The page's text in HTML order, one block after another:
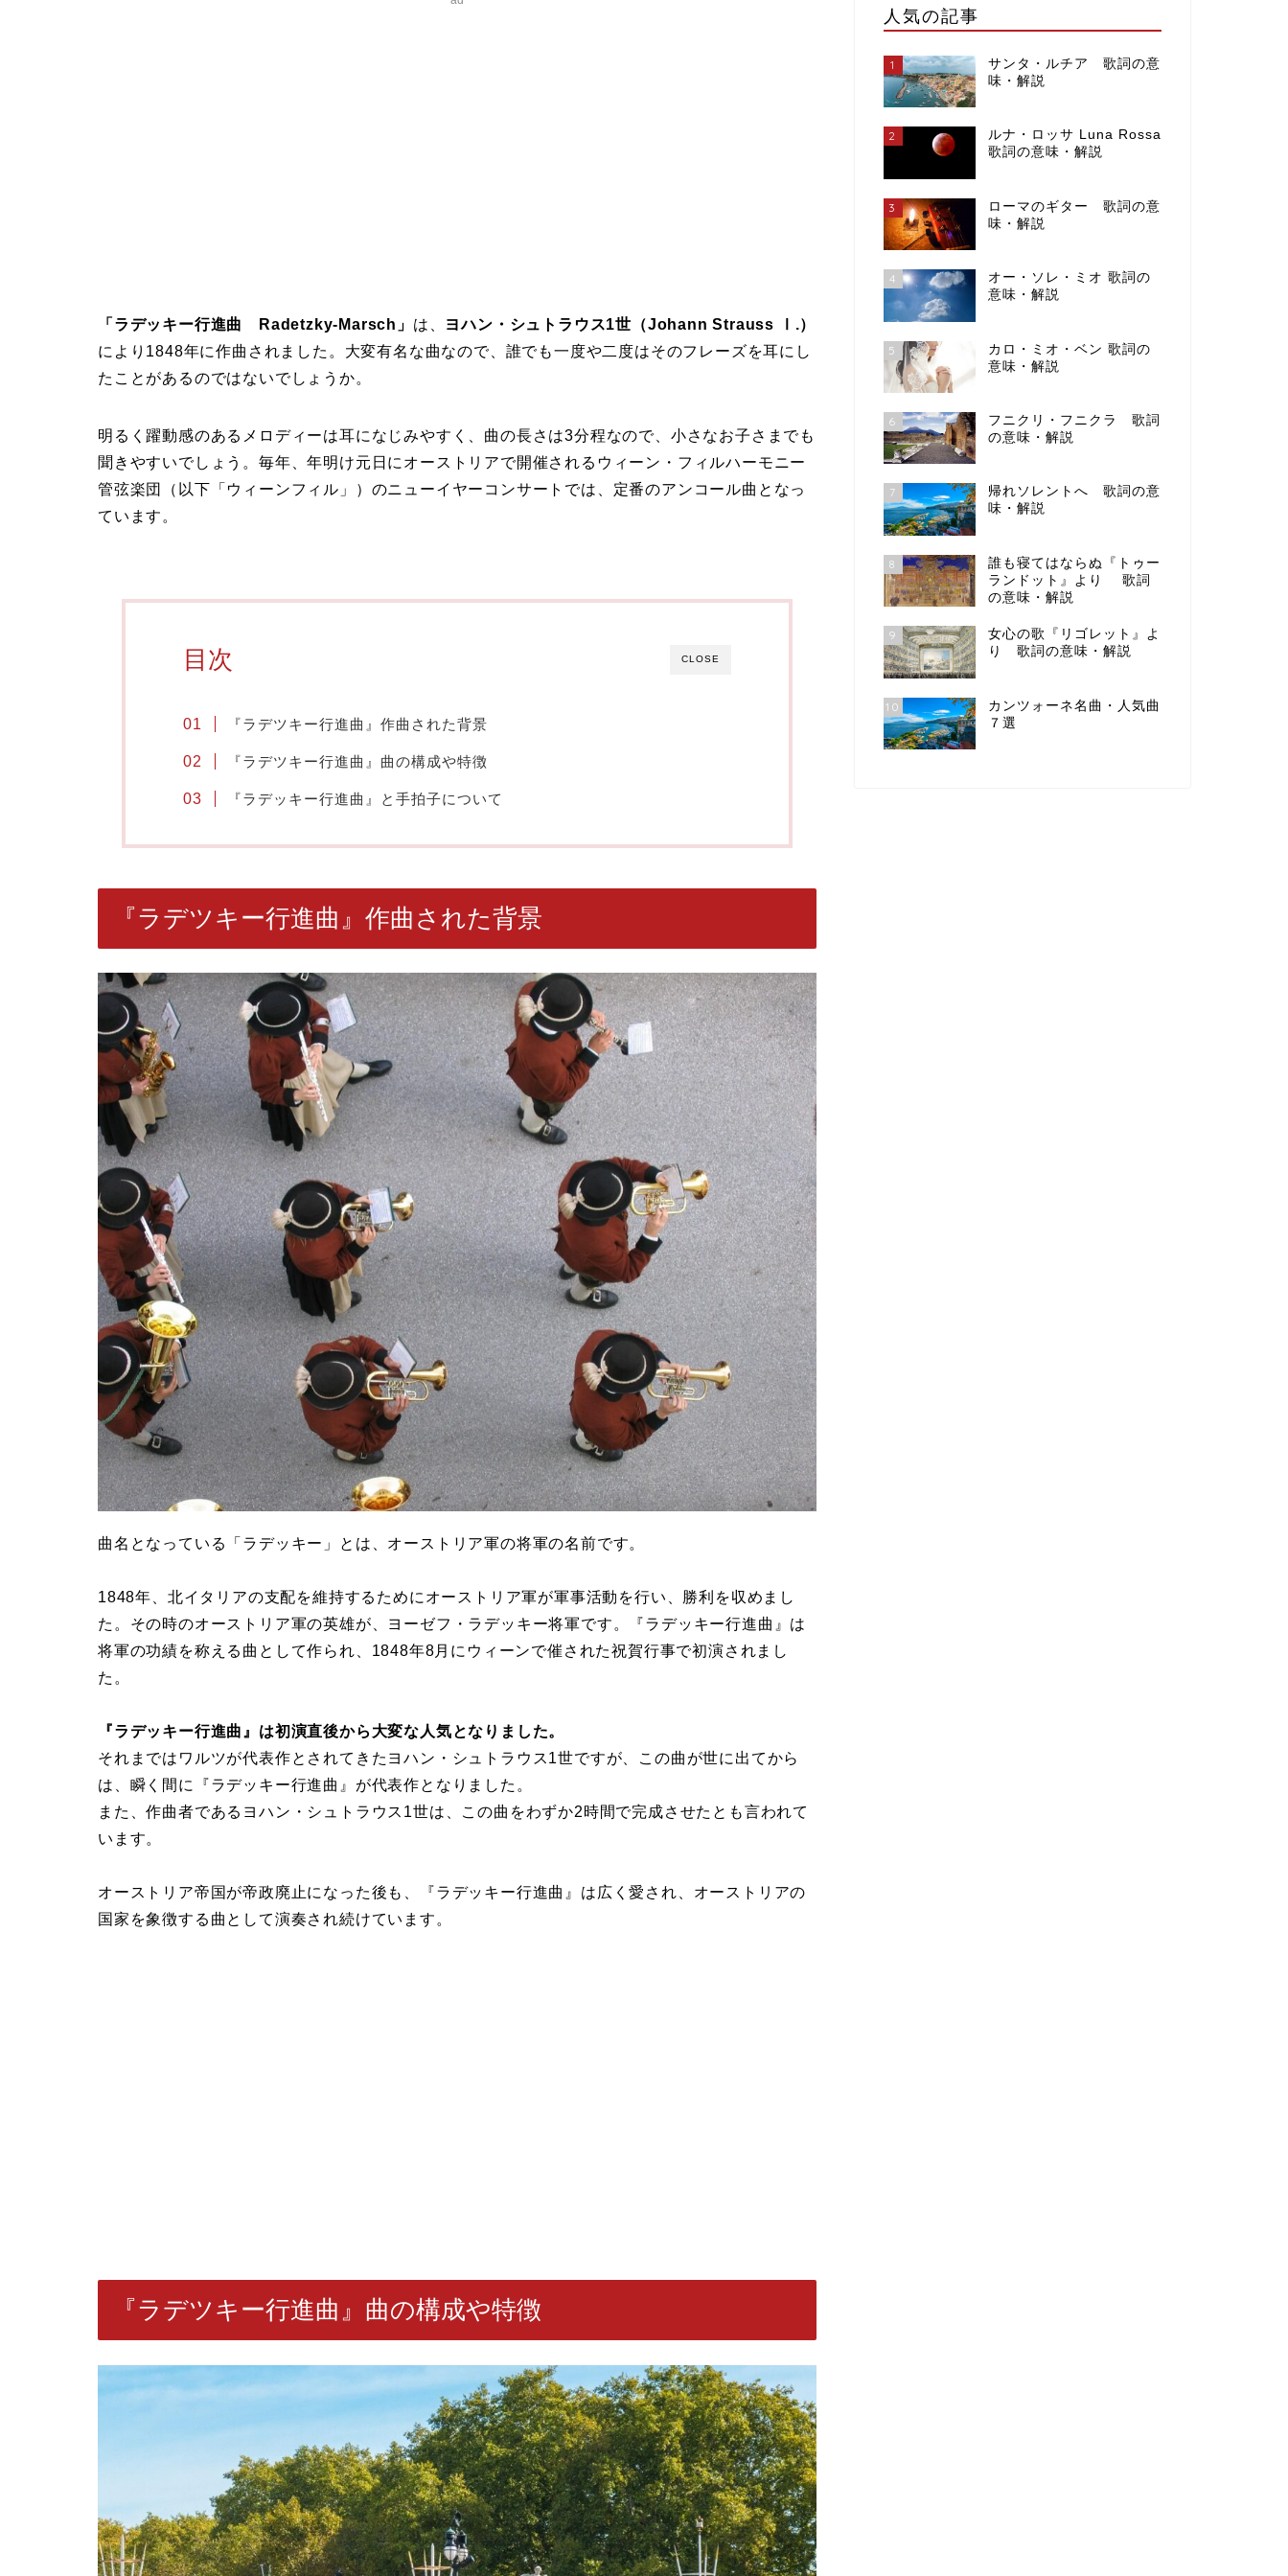
「ラデッキー行進曲 Radetzky-Marsch」 は、 ヨハン・シュトラウス1世（Johann Strauss Ⅰ.）
により1848年に作曲されました。大変有名な曲なので、誰でも一度や二度はそのフレーズを耳にし
たことがあるのではないでしょうか。
明るく躍動感のあるメロディーは耳になじみやすく、曲の長さは3分程なので、小さなお子さまでも
聞きやすいでしょう。毎年、年明け元日にオーストリアで開催されるウィーン・フィルハーモニー
管弦楽団（以下「ウィーンフィル」）のニューイヤーコンサートでは、定番のアンコール曲となっ
ています。
CLOSE
目次
『ラデツキー行進曲』作曲された背景
『ラデツキー行進曲』曲の構成や特徴
『ラデッキー行進曲』と手拍子について
『ラデツキー行進曲』作曲された背景
曲名となっている「ラデッキー」とは、オーストリア軍の将軍の名前です。
1848年、北イタリアの支配を維持するためにオーストリア軍が軍事活動を行い、勝利を収めまし
た。その時のオーストリア軍の英雄が、ヨーゼフ・ラデッキー将軍です。『ラデッキー行進曲』は
将軍の功績を称える曲として作られ、1848年8月にウィーンで催された祝賀行事で初演されまし
た。
『ラデッキー行進曲』は初演直後から大変な人気となりました。
それまではワルツが代表作とされてきたヨハン・シュトラウス1世ですが、この曲が世に出てから
は、瞬く間に『ラデッキー行進曲』が代表作となりました。
また、作曲者であるヨハン・シュトラウス1世は、この曲をわずか2時間で完成させたとも言われて
います。
オーストリア帝国が帝政廃止になった後も、『ラデッキー行進曲』は広く愛され、オーストリアの
国家を象徴する曲として演奏され続けています。
『ラデツキー行進曲』曲の構成や特徴
人気の記事
1
サンタ・ルチア 歌詞の意
味・解説
2
ルナ・ロッサ Luna Rossa
歌詞の意味・解説
3
ローマのギター 歌詞の意
味・解説
4
オー・ソレ・ミオ 歌詞の
意味・解説
5
カロ・ミオ・ベン 歌詞の
意味・解説
6
フニクリ・フニクラ 歌詞
の意味・解説
7
帰れソレントへ 歌詞の意
味・解説
8
誰も寝てはならぬ『トゥー
ランドット』より 歌詞
の意味・解説
9
女心の歌『リゴレット』よ
り 歌詞の意味・解説
10
カンツォーネ名曲・人気曲
７選